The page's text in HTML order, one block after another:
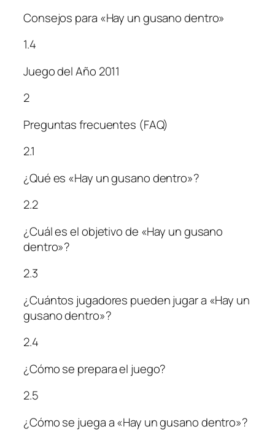
Consejos para «Hay un gusano dentro»
1.4
Juego del Año 2011
2
Preguntas frecuentes (FAQ)
2.1
¿Qué es «Hay un gusano dentro»?
2.2
¿Cuál es el objetivo de «Hay un gusano
dentro»?
2.3
¿Cuántos jugadores pueden jugar a «Hay un
gusano dentro»?
2.4
¿Cómo se prepara el juego?
2.5
¿Cómo se juega a «Hay un gusano dentro»?